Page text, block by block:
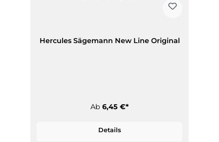
Hercules Sägemann New Line Original
Ab 6,45 €*
Details